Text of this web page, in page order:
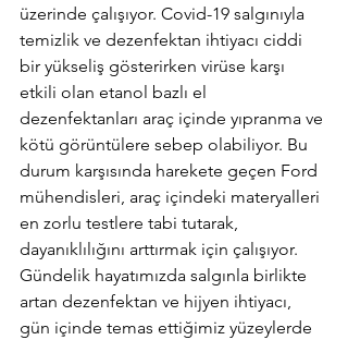
üzerinde çalışıyor. Covid-19 salgınıyla
temizlik ve dezenfektan ihtiyacı ciddi
bir yükseliş gösterirken virüse karşı
etkili olan etanol bazlı el
dezenfektanları araç içinde yıpranma ve
kötü görüntülere sebep olabiliyor. Bu
durum karşısında harekete geçen Ford
mühendisleri, araç içindeki materyalleri
en zorlu testlere tabi tutarak,
dayanıklılığını arttırmak için çalışıyor.
Gündelik hayatımızda salgınla birlikte
artan dezenfektan ve hijyen ihtiyacı,
gün içinde temas ettiğimiz yüzeylerde